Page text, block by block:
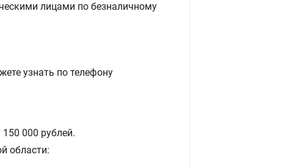
лицами по безналичному
узнать по телефону
000 рублей.
области: